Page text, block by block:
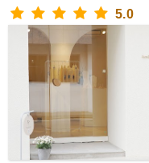
5.0